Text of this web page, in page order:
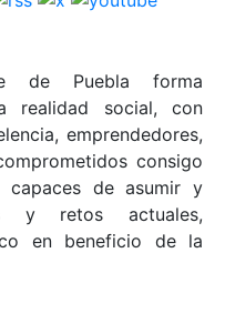
de Puebla forma
realidad social, con
emprendedores,
consigo
de asumir y
y retos actuales,
en beneficio de la